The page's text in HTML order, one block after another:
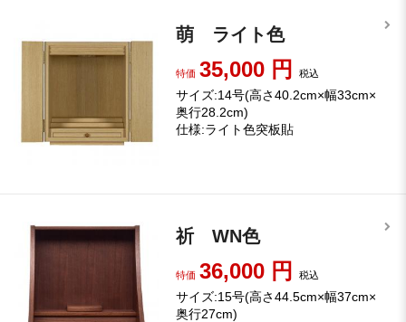
萌 ライト色
特価 35,000 円税込
サイズ:14号(高さ40.2cm×幅33cm×
奥行28.2cm)
仕様:ライト色突板貼
祈 WN色
特価 36,000 円税込
サイズ:15号(高さ44.5cm×幅37cm×
奥行27cm)